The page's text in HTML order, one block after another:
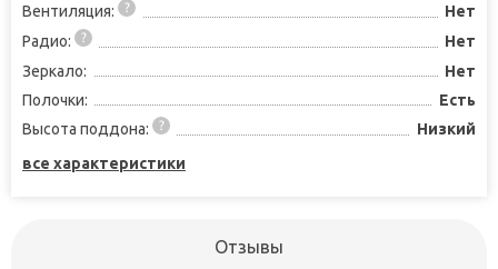
Вентиляция:
Нет
Радио:
Нет
Зеркало:
Нет
Полочки:
Есть
Высота поддона:
Низкий
все характеристики
Отзывы